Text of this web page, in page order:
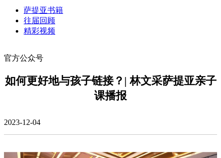
萨提亚书籍
往届回顾
精彩视频
官方公众号
如何更好地与孩子链接？| 林文采萨提亚亲子
课播报
2023-12-04